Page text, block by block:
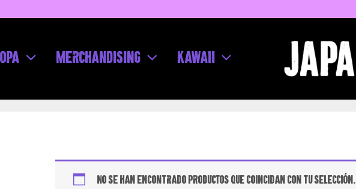
al
Merchandising Kawaii
No se han encontrado productos que coincidan con tu selección.